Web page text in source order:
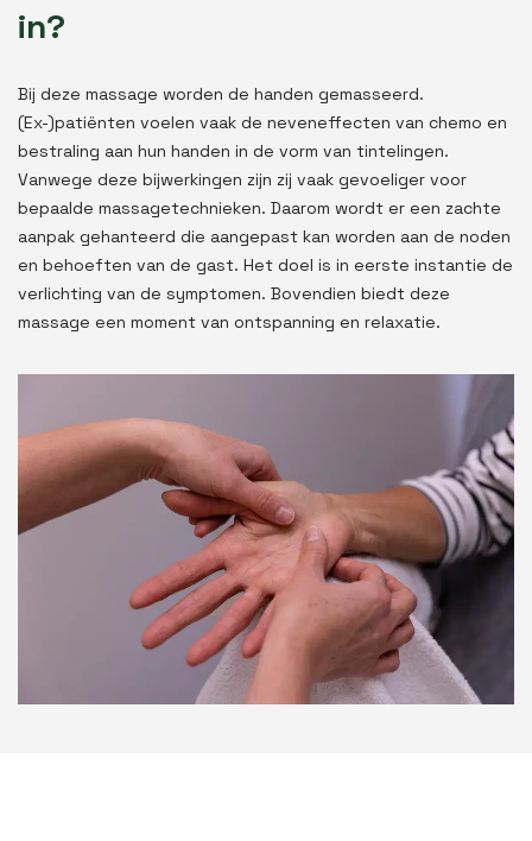
in?
Bij deze massage worden de handen gemasseerd.
(Ex-)patiënten voelen vaak de neveneffecten van chemo en
bestraling aan hun handen in de vorm van tintelingen.
Vanwege deze bijwerkingen zijn zij vaak gevoeliger voor
bepaalde massagetechnieken. Daarom wordt er een zachte
aanpak gehanteerd die aangepast kan worden aan de noden
en behoeften van de gast. Het doel is in eerste instantie de
verlichting van de symptomen. Bovendien biedt deze
massage een moment van ontspanning en relaxatie.